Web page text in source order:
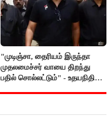
"முடிஞ்சா, தைரியம் இருந்தா
முதலமைச்சர் வாயை திறந்து
பதில் சொல்லட்டும்" - உதயநிதி